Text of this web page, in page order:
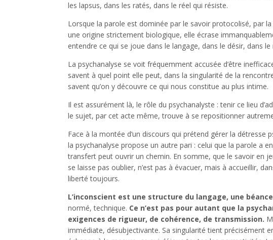
les lapsus, dans les ratés, dans le réel qui résiste.
Lorsque la parole est dominée par le savoir protocolisé, par
une origine strictement biologique, elle écrase
entendre ce qui se joue dans le langage, dans le désir, dans le
La psychanalyse se voit fréquemment accusée d’être
savent à quel point elle peut, dans la singularité de la
savent qu’on y découvre ce qui nous constitue au plus intime.
Il est assurément là, le rôle du psychanalyste : tenir ce lieu
le sujet, par cet acte même, trouve à se repositionner
Face à la montée d’un discours qui prétend gérer la détresse
la psychanalyse propose un autre pari : celui que la parole a
transfert peut ouvrir un chemin. En somme, que le savoir en
se laisse pas oublier, n’est pas à évacuer, mais à accueillir,
liberté toujours.
L’inconscient est une structure du langage, une
normé, technique. Ce n’est pas pour autant que la
exigences de rigueur, de cohérence, de transmission.
immédiate, désubjectivante. Sa singularité tient précisément